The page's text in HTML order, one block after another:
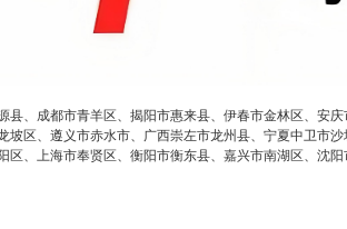
县、成都市青羊区、揭阳市惠来县、伊春市金林区、安
坡区、遵义市赤水市、广西崇左市龙州县、宁夏中卫市
区、上海市奉贤区、衡阳市衡东县、嘉兴市南湖区、沈